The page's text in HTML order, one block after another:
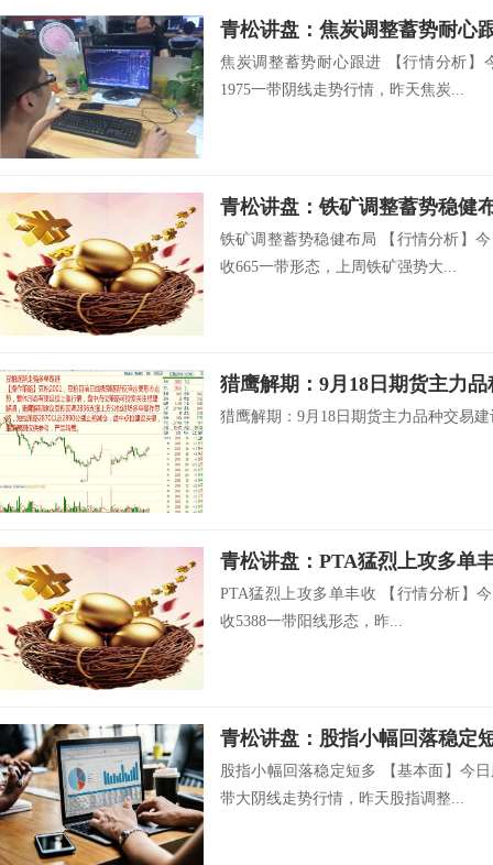
青松讲盘：焦炭调整蓄势耐心
焦炭调整蓄势耐心跟进 【行情分析】
1975一带阴线走势行情，昨天焦炭...
青松讲盘：铁矿调整蓄势稳健
铁矿调整蓄势稳健布局 【行情分析】
收665一带形态，上周铁矿强势大...
猎鹰解期：9月18日期货主力
猎鹰解期：9月18日期货主力品种交易
青松讲盘：PTA猛烈上攻多单
PTA猛烈上攻多单丰收 【行情分析】
收5388一带阳线形态，昨...
青松讲盘：股指小幅回落稳定
股指小幅回落稳定短多 【基本面】今
带大阴线走势行情，昨天股指调整...